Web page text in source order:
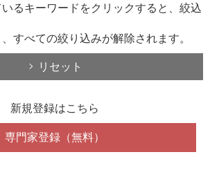
るキーワードをクリックすると、絞込
すべての絞り込みが解除されます。
リセット
新規登録はこちら
専門家登録（無料）